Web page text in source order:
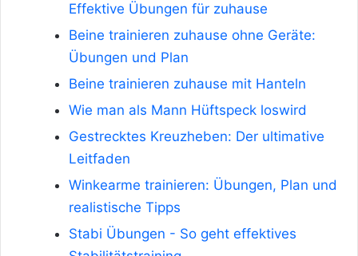
Effektive Übungen für zuhause
Beine trainieren zuhause ohne Geräte:
Übungen und Plan
Beine trainieren zuhause mit Hanteln
Wie man als Mann Hüftspeck loswird
Gestrecktes Kreuzheben: Der ultimative
Leitfaden
Winkearme trainieren: Übungen, Plan und
realistische Tipps
Stabi Übungen - So geht effektives